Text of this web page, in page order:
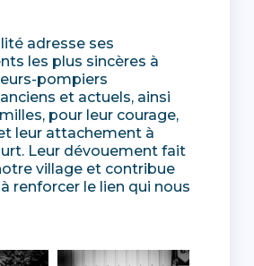
adresse ses
les plus sincères à
pompiers
et actuels, ainsi
pour leur courage,
leur attachement à
Leur dévouement fait
village et contribue
renforcer le lien qui nous